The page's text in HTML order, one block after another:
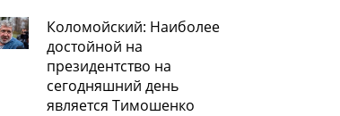
Коломойский: Наиболее
достойной на
президентство на
сегодняшний день
является Тимошенко